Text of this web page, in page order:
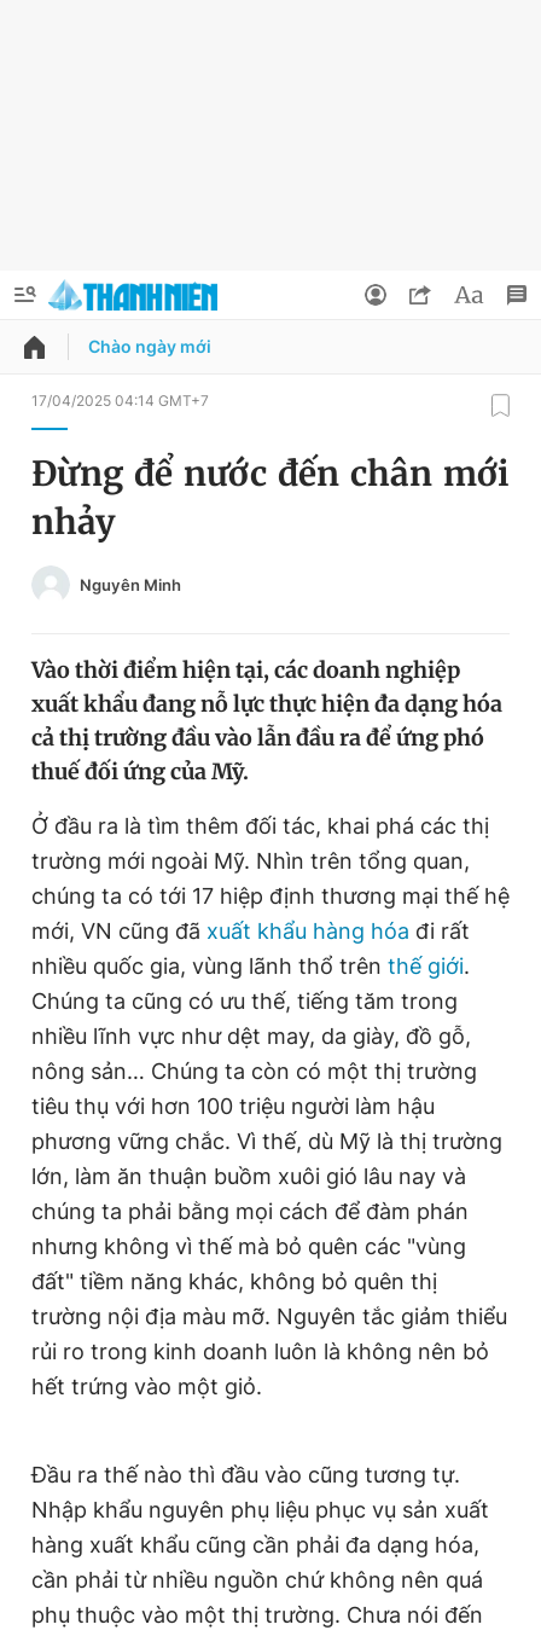
QUẢNG CÁO
Chuyên mục
Chuyên mục khác
Tin thị trường Tin 360
Video
Sản phẩm khác
Tiện ích Bạn cần biết
Thông tin tòa soạn Liên hệ quảng cáo
Đọc Thanh Niên trên điện thoại
Theo dõi báo trên
Hotline
Đặt báo Quảng cáo RSS Tòa soạn Chính sách bảo
Tổng biên tập: Nguyễn Ngọc Toàn
Phó tổng biên tập thường trực: Hải Thành
Phó tổng biên tập: Lâm Hiếu Dũng
Phó tổng biên tập: Trần Việt Hưng
Tổng thư ký tòa soạn: Đức Trung
Đổi mật khẩu
Tin đã lưu
Tin đã xem
Đăng xuất
Chào ngày mới
17/04/2025 04:14 GMT+7
Đừng để nước đến chân mới
nhảy
Nguyên Minh
Vào thời điểm hiện tại, các doanh nghiệp
xuất khẩu đang nỗ lực thực hiện đa dạng hóa
cả thị trường đầu vào lẫn đầu ra để ứng phó
thuế đối ứng của Mỹ.
Ở đầu ra là tìm thêm đối tác, khai phá các thị
trường mới ngoài Mỹ. Nhìn trên tổng quan,
chúng ta có tới 17 hiệp định thương mại thế hệ
mới, VN cũng đã xuất khẩu hàng hóa đi rất
nhiều quốc gia, vùng lãnh thổ trên thế giới.
Chúng ta cũng có ưu thế, tiếng tăm trong
nhiều lĩnh vực như dệt may, da giày, đồ gỗ,
nông sản… Chúng ta còn có một thị trường
tiêu thụ với hơn 100 triệu người làm hậu
phương vững chắc. Vì thế, dù Mỹ là thị trường
lớn, làm ăn thuận buồm xuôi gió lâu nay và
chúng ta phải bằng mọi cách để đàm phán
nhưng không vì thế mà bỏ quên các "vùng
đất" tiềm năng khác, không bỏ quên thị
trường nội địa màu mỡ. Nguyên tắc giảm thiểu
rủi ro trong kinh doanh luôn là không nên bỏ
hết trứng vào một giỏ.
Đầu ra thế nào thì đầu vào cũng tương tự.
Nhập khẩu nguyên phụ liệu phục vụ sản xuất
hàng xuất khẩu cũng cần phải đa dạng hóa,
cần phải từ nhiều nguồn chứ không nên quá
phụ thuộc vào một thị trường. Chưa nói đến